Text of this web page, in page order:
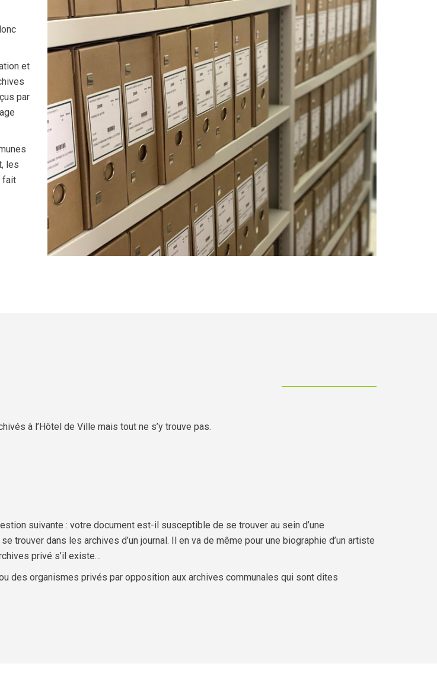
et
par
les
fait
à l’Hôtel de Ville mais tout ne s’y trouve pas.
suivante : votre document est-il susceptible de se trouver au sein d’une
trouver dans les archives d’un journal. Il en va de même pour une biographie d’un artiste
privé s’il existe…
des organismes privés par opposition aux archives communales qui sont dites